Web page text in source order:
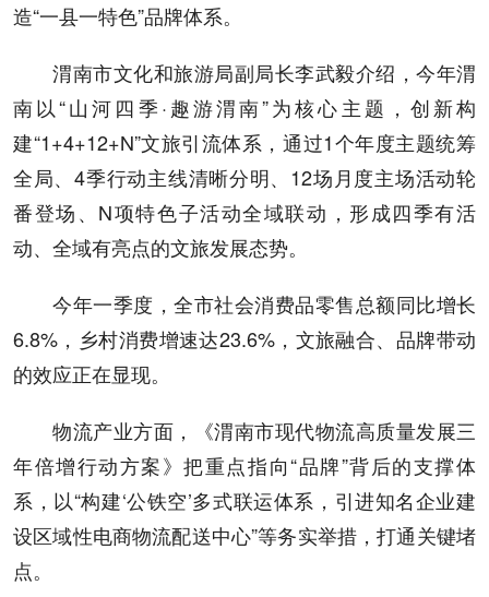
造“一县一特色”品牌体系。
渭南市文化和旅游局副局长李武毅介绍，今年渭
南以“山河四季·趣游渭南”为核心主题，创新构
建“1+4+12+N”文旅引流体系，通过1个年度主题统筹
全局、4季行动主线清晰分明、12场月度主场活动轮
番登场、N项特色子活动全域联动，形成四季有活
动、全域有亮点的文旅发展态势。
今年一季度，全市社会消费品零售总额同比增长
6.8%，乡村消费增速达23.6%，文旅融合、品牌带动
的效应正在显现。
物流产业方面，《渭南市现代物流高质量发展三
年倍增行动方案》把重点指向“品牌”背后的支撑体
系，以“构建‘公铁空’多式联运体系，引进知名企业建
设区域性电商物流配送中心”等务实举措，打通关键堵
点。